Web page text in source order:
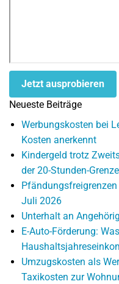
Jetzt ausprobieren
Neueste Beiträge
Werbungskosten bei
Kosten anerkennt
Kindergeld trotz
der 20-Stunden-
Juli 2026
Unterhalt an
E-Auto-Förderung:
Umzugskosten als
Taxikosten zur